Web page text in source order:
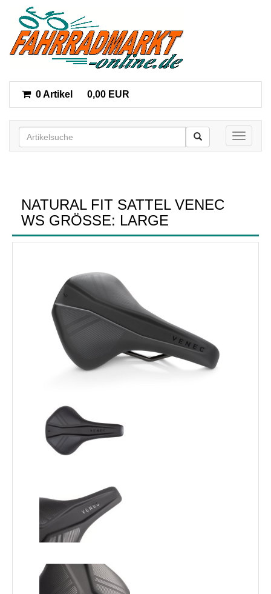
0 Artikel 0,00 EUR
Toggle
NATURAL FIT SATTEL VENEC
WS GRÖSSE: LARGE